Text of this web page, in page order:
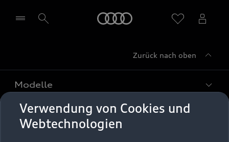
Zurück nach oben
Modelle
Alle Modelle
Kaufen & leasen
Verwendung von Cookies und
Webtechnologien